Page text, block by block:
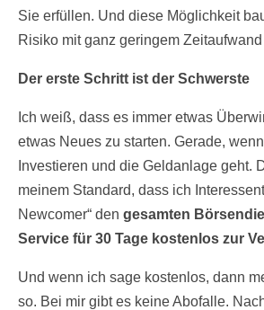
Sie erfüllen. Und diese Möglichkeit
Risiko mit ganz geringem Zeitaufwand
Der erste Schritt ist der Schwerste
Ich weiß, dass es immer etwas
etwas Neues zu starten. Gerade,
Investieren und die Geldanlage geht.
meinem Standard, dass ich
Newcomer“ den gesamten
Service für 30 Tage kostenlos zur
Und wenn ich sage kostenlos, dann
so. Bei mir gibt es keine Abofalle.